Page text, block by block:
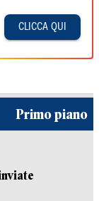
CLICCA QUI
Primo piano